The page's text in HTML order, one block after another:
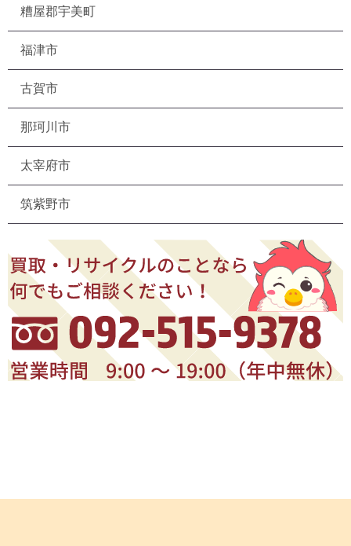
糟屋郡宇美町
福津市
古賀市
那珂川市
太宰府市
筑紫野市